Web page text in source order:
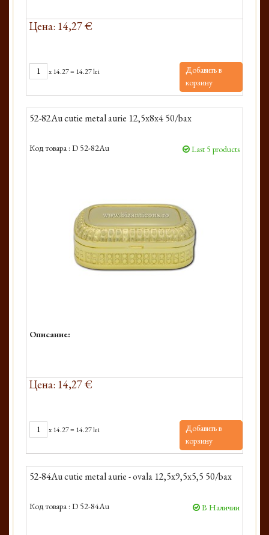
Цена: 14,27 €
x14.27= 14.27 lei
Добавить в
корзину
52-82Au cutie metal aurie 12,5x8x4 50/bax
Код товара : D 52-82Au Last 5 products
Описание:
Цена: 14,27 €
x14.27= 14.27 lei
Добавить в
корзину
52-84Au cutie metal aurie - ovala 12,5x9,5x5,5 50/bax
Код товара : D 52-84Au В Наличии